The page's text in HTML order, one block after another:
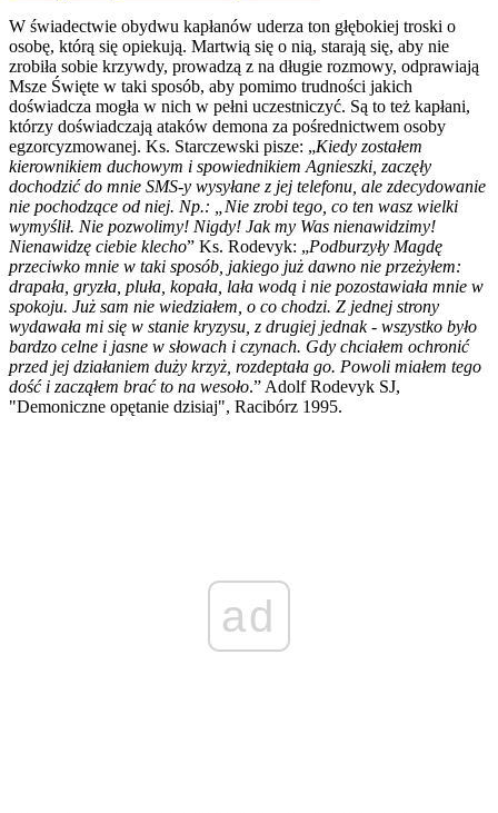
W świadectwie obydwu kapłanów uderza ton głębokiej troski o
osobę, którą się opiekują. Martwią się o nią, starają się, aby nie
zrobiła sobie krzywdy, prowadzą z na długie rozmowy, odprawiają
Msze Święte w taki sposób, aby pomimo trudności jakich
doświadcza mogła w nich w pełni uczestniczyć. Są to też kapłani,
którzy doświadczają ataków demona za pośrednictwem osoby
egzorcyzmowanej. Ks. Starczewski pisze: „Kiedy zostałem
kierownikiem duchowym i spowiednikiem Agnieszki, zaczęły
dochodzić do mnie SMS-y wysyłane z jej telefonu, ale zdecydowanie
nie pochodzące od niej. Np.: „Nie zrobi tego, co ten wasz wielki
wymyślił. Nie pozwolimy! Nigdy! Jak my Was nienawidzimy!
Nienawidzę ciebie klecho” Ks. Rodevyk: „Podburzyły Magdę
przeciwko mnie w taki sposób, jakiego już dawno nie przeżyłem:
drapała, gryzła, pluła, kopała, lała wodą i nie pozostawiała mnie w
spokoju. Już sam nie wiedziałem, o co chodzi. Z jednej strony
wydawała mi się w stanie kryzysu, z drugiej jednak - wszystko było
bardzo celne i jasne w słowach i czynach. Gdy chciałem ochronić
przed jej działaniem duży krzyż, rozdeptała go. Powoli miałem tego
dość i zacząłem brać to na wesoło.” Adolf Rodevyk SJ,
"Demoniczne opętanie dzisiaj", Racibórz 1995.
ad